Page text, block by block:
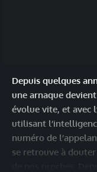
Depuis quelques
une arnaque
évolue vite, et avec
utilisant
numéro de
se retrouve à